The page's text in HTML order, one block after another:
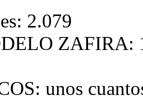
2.079
ZAFIRA:
unos